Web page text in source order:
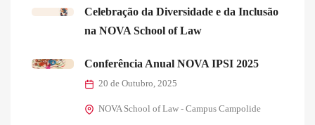
Celebração da Diversidade e da Inclusão
na NOVA School of Law
Conferência Anual NOVA IPSI 2025
20 de Outubro, 2025
NOVA School of Law - Campus Campolide